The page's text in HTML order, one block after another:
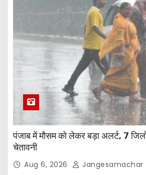
पंजाब में मौसम को लेकर बड़ा अलर्ट, 7 जिलों
चेतावनी
Aug 6, 2026 Jangesamachar